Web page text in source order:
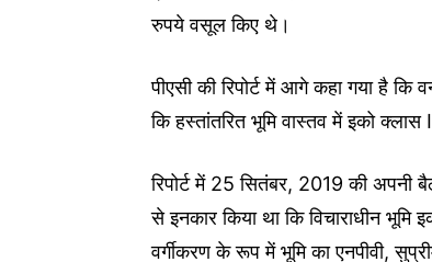
रुपये वसूल किए थे।
पीएसी की रिपोर्ट में आगे कहा गया है
कि हस्तांतरित भूमि वास्तव में इको
रिपोर्ट में 25 सितंबर, 2019 की अपनी
से इनकार किया था कि विचाराधीन
वर्गीकरण के रूप में भूमि का एनपीवी,